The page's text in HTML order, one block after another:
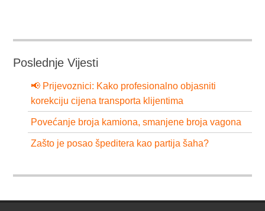
Poslednje Vijesti
📢 Prijevoznici: Kako profesionalno objasniti
korekciju cijena transporta klijentima
Povećanje broja kamiona, smanjene broja vagona
Zašto je posao špeditera kao partija šaha?